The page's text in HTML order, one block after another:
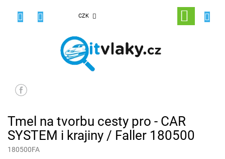
CZK
NÁKUPNÍ
KOŠÍK
Tmel na tvorbu cesty pro - CAR
SYSTEM i krajiny / Faller 180500
180500FA